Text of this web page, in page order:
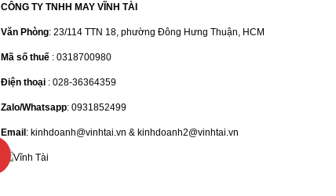
CÔNG TY TNHH MAY VĨNH TÀI
Văn Phòng: 23/114 TTN 18, phường Đông Hưng Thuận, HCM
Mã số thuế : 0318700980
Điện thoại : 028-36364359
Zalo/Whatsapp: 0931852499
Email: kinhdoanh@vinhtai.vn & kinhdoanh2@vinhtai.vn